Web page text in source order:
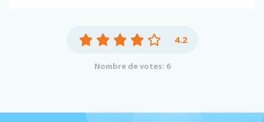
4.2
Nombre de votes: 6